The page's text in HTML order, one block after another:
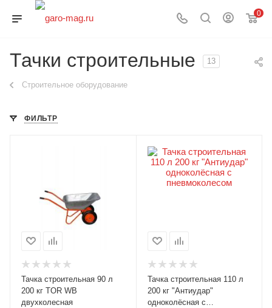
0
Тачки строительные 13
Строительное оборудование
ФИЛЬТР
Тачка строительная 90 л
200 кг TOR WB
двухколесная
Тачка строительная 110 л
200 кг "Антиудар"
одноколёсная с